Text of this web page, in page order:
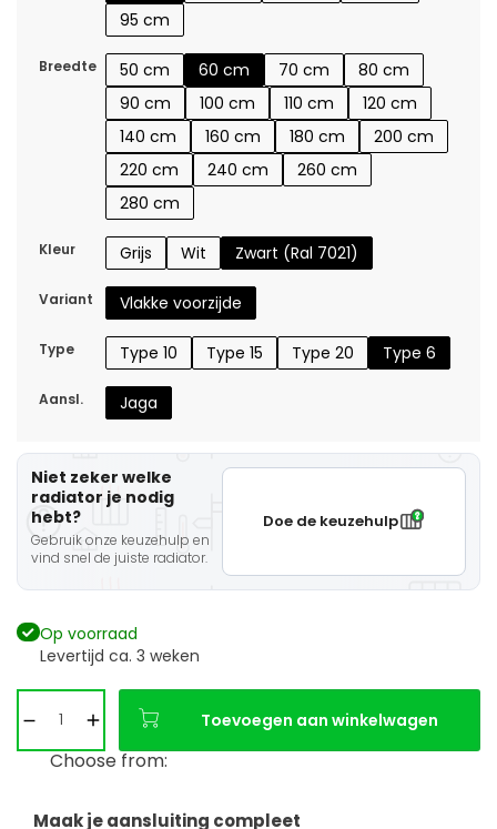
95 cm
Breedte 50 cm 60 cm 70 cm
80 cm
90 cm
100 cm 110 cm
120 cm
140 cm
160 cm 180 cm
200 cm
220 cm
240 cm
260 cm
280 cm
Kleur Grijs Wit Zwart (Ral 7021)
Variant Vlakke voorzijde
Type Type 10 Type 15 Type 20 Type 6
Aansl. Jaga
Niet zeker welke
radiator je nodig
hebt?
Gebruik onze keuzehulp en
vind snel de juiste radiator.
Doe de keuzehulp
Op voorraad
Levertijd ca. 3 weken
Toevoegen aan winkelwagen
Choose from:
Maak je aansluiting compleet